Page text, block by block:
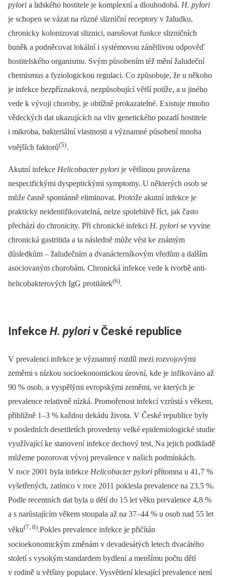
pylori a lidského hostitele je komplexní a dlouhodobá. H. pylori
je schopen se vázat na různé slizniční receptory v žaludku,
chronicky kolonizovat sliznici, narušovat funkce slizničních
buněk a podněcovat lokální i systémovou zánětlivou odpověď
hostitelského organismu. Svým působením též mění žaludeční
chemismus a fyziologickou regulaci. Co způsobuje, že u někoho
je infekce bezpříznaková, nezpůsobující větší potíže, a u jiného
vede k vývoji choroby, je obtížně prokazatelné. Existuje mnoho
vědeckých dat ukazujících na vliv genetického pozadí hostitele
i mikroba, bakteriální vlastnosti a významné působení mnoha
vnějších faktorů(5).
Akutní infekce Helicobacter pylori je většinou provázena
nespecifickými dyspeptickými symptomy. U některých osob se
může časně spontánně eliminovat. Protože akutní infekce je
prakticky neidentifikovatelná, nelze spolehlivě říct, jak často
přechází do chronicity. Při chronické infekci H. pylori se vyvine
chronická gastritida a ta následně může vést ke známým
důsledkům –⁠ žaludečním a dvanácterníkovým vředům a dalším
asociovaným chorobám. Chronická infekce vede k tvorbě anti-
helicobakterových IgG protilátek(6).
Infekce H. pylori v České republice
V prevalenci infekce je významný rozdíl mezi rozvojovými
zeměmi s nízkou socioekonomickou úrovní, kde je infikováno až
90 % osob, a vyspělými evropskými zeměmi, ve kterých je
prevalence relativně nízká. Promořenost infekcí vzrůstá s věkem,
přibližně 1–3 % každou dekádu života. V České republice byly
v posledních desetiletích provedeny velké epidemiologické studie
využívající ke stanovení infekce dechový test. Na jejich podkladě
můžeme pozorovat vývoj prevalence v našich podmínkách.
V roce 2001 byla infekce Helicobacter pylori přítomna u 41,7 %
vyšetřených, zatímco v roce 2011 poklesla prevalence na 23,5 %.
Podle recentních dat byla u dětí do 15 let věku prevalence 4,8 %
a s narůstajícím věkem stoupala až na 37–44 % u osob nad 55 let
věku(7, 8).Pokles prevalence infekce je přičítán
socioekonomickým změnám v devadesátých letech dvacátého
století s vysokým standardem bydlení a menšímu počtu dětí
v rodině u většiny populace. Vysvětlení klesající prevalence není